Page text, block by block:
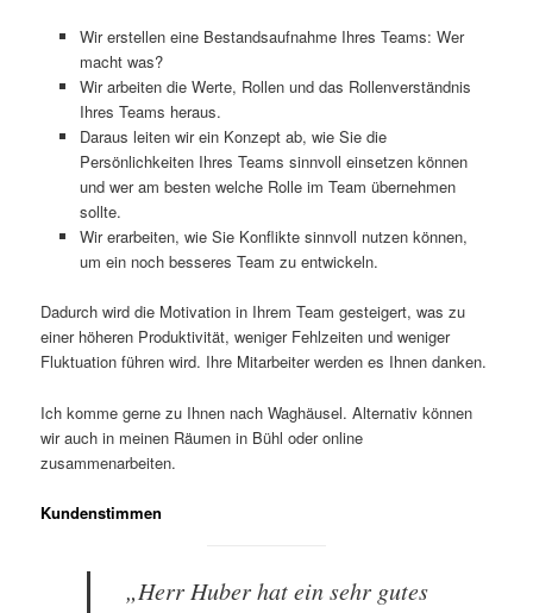
Wir erstellen eine Bestandsaufnahme Ihres Teams: Wer
macht was?
Wir arbeiten die Werte, Rollen und das Rollenverständnis
Ihres Teams heraus.
Daraus leiten wir ein Konzept ab, wie Sie die
Persönlichkeiten Ihres Teams sinnvoll einsetzen können
und wer am besten welche Rolle im Team übernehmen
sollte.
Wir erarbeiten, wie Sie Konflikte sinnvoll nutzen können,
um ein noch besseres Team zu entwickeln.
Dadurch wird die Motivation in Ihrem Team gesteigert, was zu
einer höheren Produktivität, weniger Fehlzeiten und weniger
Fluktuation führen wird. Ihre Mitarbeiter werden es Ihnen danken.
Ich komme gerne zu Ihnen nach Waghäusel. Alternativ können
wir auch in meinen Räumen in Bühl oder online
zusammenarbeiten.
Kundenstimmen
„Herr Huber hat ein sehr gutes